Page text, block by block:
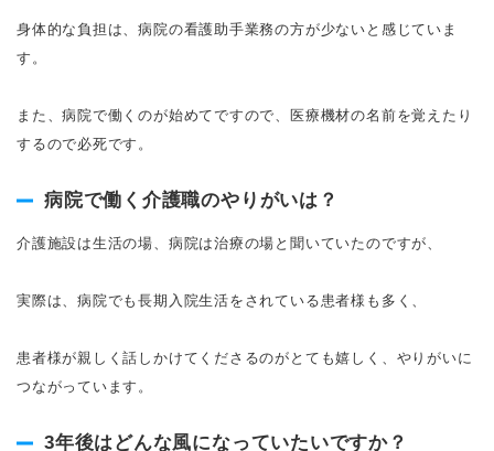
身体的な負担は、病院の看護助手業務の方が少ないと感じていま
す。
また、病院で働くのが始めてですので、医療機材の名前を覚えたり
するので必死です。
病院で働く介護職のやりがいは？
介護施設は生活の場、病院は治療の場と聞いていたのですが、
実際は、病院でも長期入院生活をされている患者様も多く、
患者様が親しく話しかけてくださるのがとても嬉しく、やりがいに
つながっています。
3年後はどんな風になっていたいですか？